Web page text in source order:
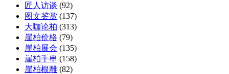
匠人访谈 (92)
图文鉴赏 (137)
大咖论柏 (313)
崖柏价格 (79)
崖柏展会 (135)
崖柏手串 (158)
崖柏根雕 (82)